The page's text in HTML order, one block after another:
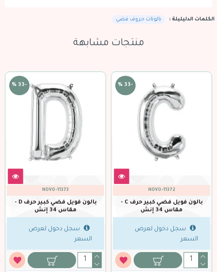
الكلمات الدليليلة : بالونات حروف فضي
منتجات مشابهة
بالون فويل فضي كبير حرف D -
سجل دخول لعرض
-33 %
بالون فويل فضي كبير حرف E -
سجل دخول لعرض